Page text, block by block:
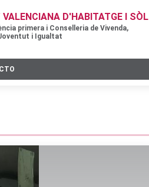
VALENCIANA D'HABITATGE I SÒL
primera i Conselleria de Vivenda,
i Igualtat